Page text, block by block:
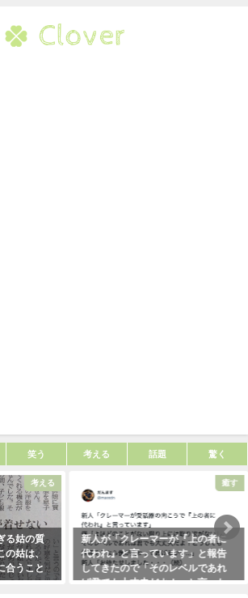
笑う 考える 話題 驚く
考える
る姑の質
の姑は、
合うこと
癒す
新人が「クレーマーが『上の者に
代われ』と言っています」と報告
してきたので「そのレベルであれ
ば君でも大丈夫だよ！」と言った